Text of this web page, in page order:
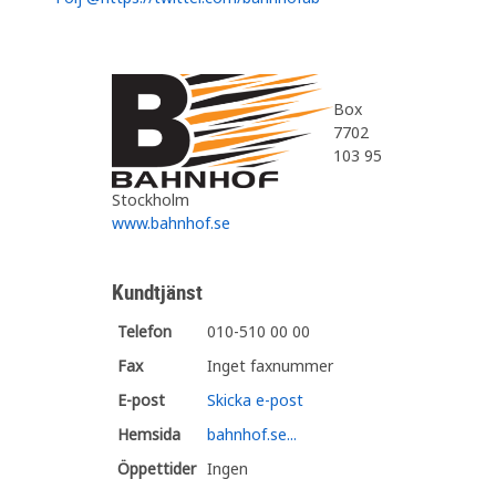
Box
7702
103 95
Stockholm
www.bahnhof.se
Kundtjänst
Telefon
010-510 00 00
Fax
Inget faxnummer
E-post
Skicka e-post
Hemsida
bahnhof.se...
Öppettider Ingen